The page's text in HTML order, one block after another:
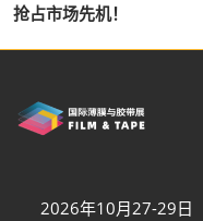
抢占市场先机！
2026年10月27-29日